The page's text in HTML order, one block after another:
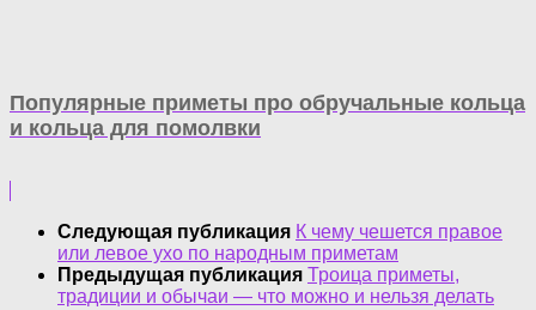
Популярные приметы про обручальные кольца
и кольца для помолвки
Следующая публикация К чему чешется правое
или левое ухо по народным приметам
Предыдущая публикация Троица приметы,
традиции и обычаи — что можно и нельзя делать